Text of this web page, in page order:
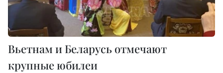
Вьетнам и Беларусь отмечают
крупные юбилеи